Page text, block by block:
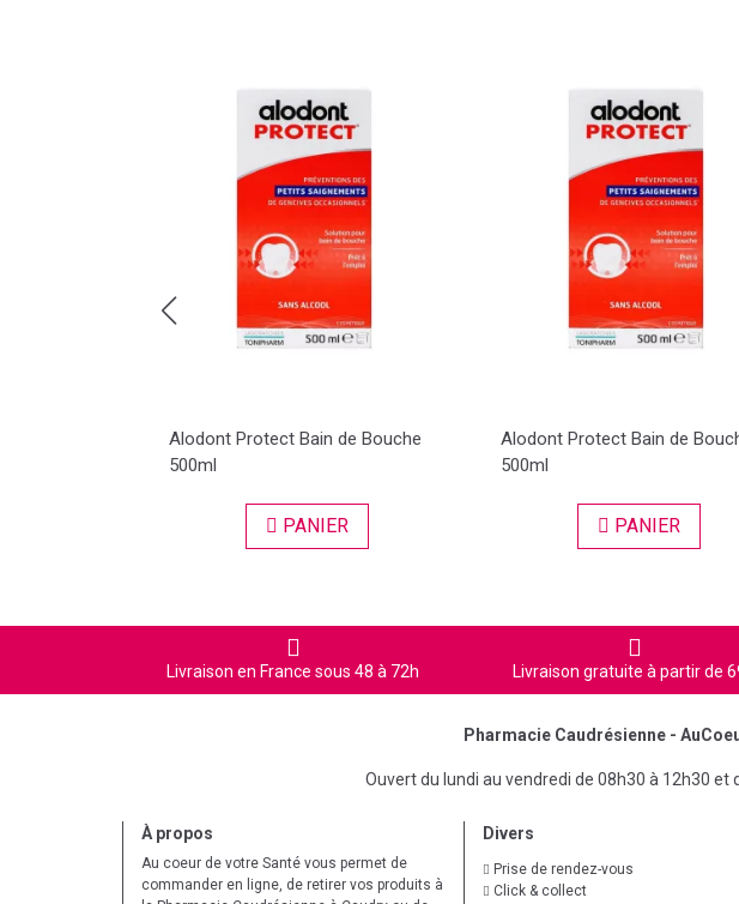
Alodont Protect Bain de Bouche
500ml
PANIER
Alodont Protect Bain de
500ml
PANIER
Livraison en France sous 48 à 72h Livraison gratuite à partir de
Pharmacie Caudrésienne -
Ouvert du lundi au vendredi de 08h30 à 12h30
À propos
Au coeur de votre Santé vous permet de
commander en ligne, de retirer vos produits à
Divers
Prise de rendez-vous
Click & collect